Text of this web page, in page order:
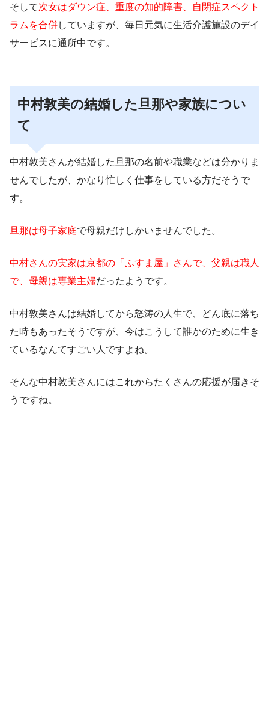
そして次女はダウン症、重度の知的障害、自閉症スペクト
ラムを合併していますが、毎日元気に生活介護施設のデイ
サービスに通所中です。
中村敦美の結婚した旦那や家族につい
て
中村敦美さんが結婚した旦那の名前や職業などは分かりま
せんでしたが、かなり忙しく仕事をしている方だそうで
す。
旦那は母子家庭で母親だけしかいませんでした。
中村さんの実家は京都の「ふすま屋」さんで、父親は職人
で、母親は専業主婦だったようです。
中村敦美さんは結婚してから怒涛の人生で、どん底に落ち
た時もあったそうですが、今はこうして誰かのために生き
ているなんてすごい人ですよね。
そんな中村敦美さんにはこれからたくさんの応援が届きそ
うですね。